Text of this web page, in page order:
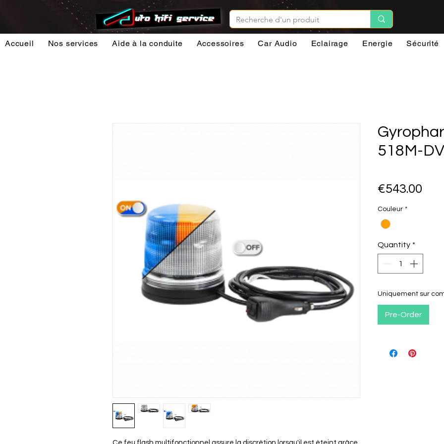
Accueil Nos services Aide à la conduite Accessoires Car Audio Eclairage Energie Sécurité
518M-
€543.00
Couleur *
Quantity *
Uniquement sur
Pre-Order